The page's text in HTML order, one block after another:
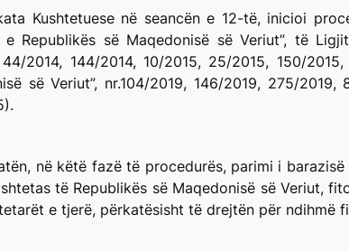
Kushtetuese në seancën e 12-të, inicioi
Republikës së Maqedonisë së Veriut”, të
44/2014, 144/2014, 10/2015, 25/2015, 150/
së Veriut”, nr.104/2019, 146/2019, 275/
në këtë fazë të procedurës, parimi i
të Republikës së Maqedonisë së Veriut,
e tjerë, përkatësisht të drejtën për ndihmë